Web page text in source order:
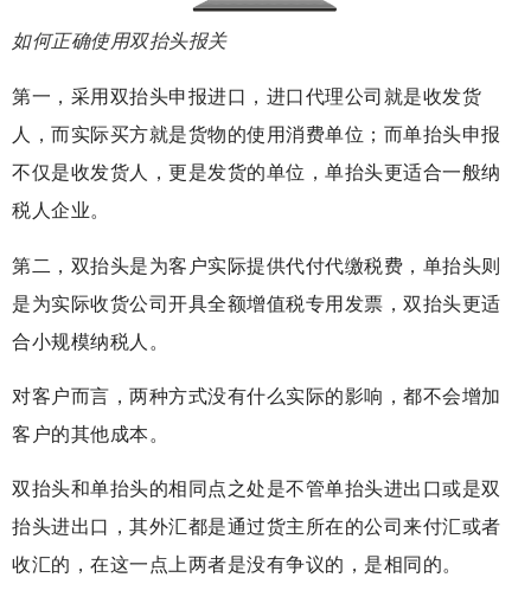
如何正确使用双抬头报关
第一，采用双抬头申报进口，进口代理公司就是收发货
人，而实际买方就是货物的使用消费单位；而单抬头申报
不仅是收发货人，更是发货的单位，单抬头更适合一般纳
税人企业。
第二，双抬头是为客户实际提供代付代缴税费，单抬头则
是为实际收货公司开具全额增值税专用发票，双抬头更适
合小规模纳税人。
对客户而言，两种方式没有什么实际的影响，都不会增加
客户的其他成本。
双抬头和单抬头的相同点之处是不管单抬头进出口或是双
抬头进出口，其外汇都是通过货主所在的公司来付汇或者
收汇的，在这一点上两者是没有争议的，是相同的。